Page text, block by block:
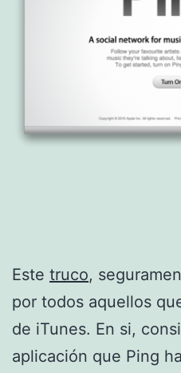
Este truco,
por todos aquellos
de iTunes. En si,
aplicación que Ping